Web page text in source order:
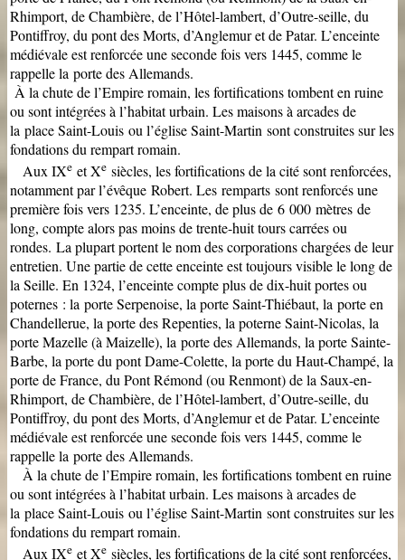
Rhimport, de Chambière, de l’Hôtel-lambert, d’Outre-seille, du
Pontiffroy, du pont des Morts, d’Anglemur et de Patar. L’enceinte
médiévale est renforcée une seconde fois vers 1445, comme le
rappelle la porte des Allemands.
À la chute de l’Empire romain, les fortifications tombent en ruine
ou sont intégrées à l’habitat urbain. Les maisons à arcades de
la place Saint-Louis ou l’église Saint-Martin sont construites sur les
fondations du rempart romain.
Aux IXe et Xe siècles, les fortifications de la cité sont renforcées,
notamment par l’évêque Robert. Les remparts sont renforcés une
première fois vers 1235. L’enceinte, de plus de 6 000 mètres de
long, compte alors pas moins de trente-huit tours carrées ou
rondes. La plupart portent le nom des corporations chargées de leur
entretien. Une partie de cette enceinte est toujours visible le long de
la Seille. En 1324, l’enceinte compte plus de dix-huit portes ou
poternes : la porte Serpenoise, la porte Saint-Thiébaut, la porte en
Chandellerue, la porte des Repenties, la poterne Saint-Nicolas, la
porte Mazelle (à Maizelle), la porte des Allemands, la porte Sainte-
Barbe, la porte du pont Dame-Colette, la porte du Haut-Champé, la
porte de France, du Pont Rémond (ou Renmont) de la Saux-en-
Rhimport, de Chambière, de l’Hôtel-lambert, d’Outre-seille, du
Pontiffroy, du pont des Morts, d’Anglemur et de Patar. L’enceinte
médiévale est renforcée une seconde fois vers 1445, comme le
rappelle la porte des Allemands.
À la chute de l’Empire romain, les fortifications tombent en ruine
ou sont intégrées à l’habitat urbain. Les maisons à arcades de
la place Saint-Louis ou l’église Saint-Martin sont construites sur les
fondations du rempart romain.
Aux IXe et Xe siècles, les fortifications de la cité sont renforcées,